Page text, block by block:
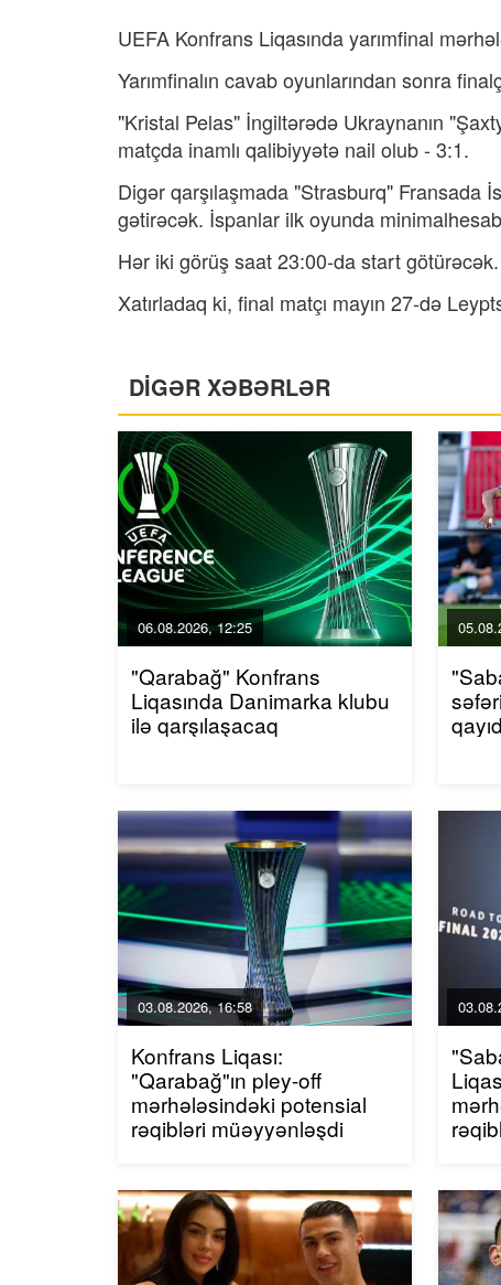
UEFA Konfrans Liqasında yarımfinal
Yarımfinalın cavab oyunlarından sonra
"Kristal Pelas" İngiltərədə Ukraynanın
matçda inamlı qalibiyyətə nail olub - 3:1.
Digər qarşılaşmada "Strasburq" Fransada
gətirəcək. İspanlar ilk oyunda
Hər iki görüş saat 23:00-da start götürəcək.
Xatırladaq ki, final matçı mayın 27-də
DİGƏR XƏBƏRLƏR
06.08.2026, 12:25
"Qarabağ" Konfrans
Liqasında Danimarka klubu
ilə qarşılaşacaq
03.08.2026, 16:58
Konfrans Liqası:
"Qarabağ"ın pley-off
mərhələsindəki potensial
rəqibləri müəyyənləşdi